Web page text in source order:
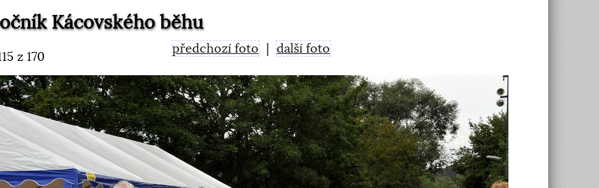
Kácovského běhu
z 170
předchozí foto další foto